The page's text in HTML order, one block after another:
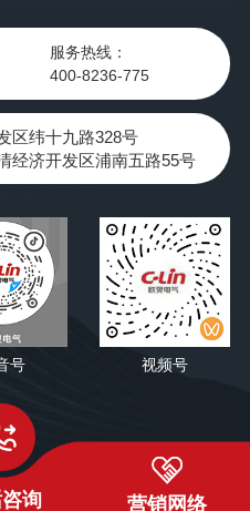
服务热线：
400-8236-775
区纬十九路328号
经济开发区浦南五路55号
号 视频号
询 营销网络